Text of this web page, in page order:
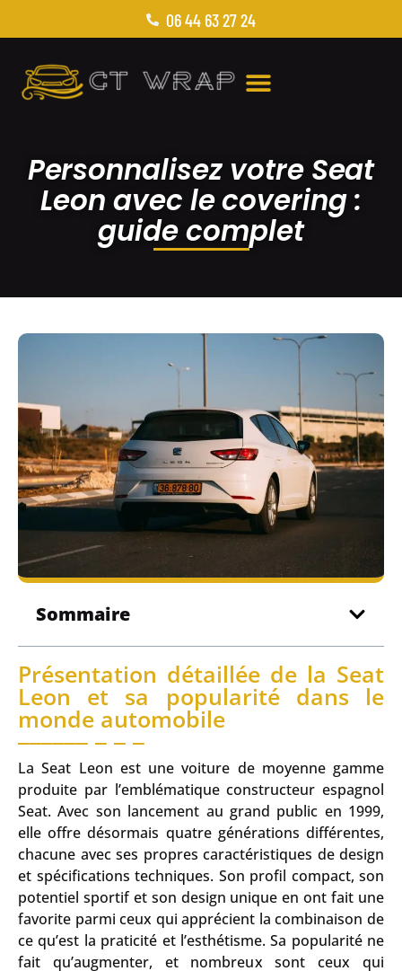
06 44 63 27 24
Personnalisez votre Seat
Leon avec le covering :
guide complet
Sommaire
Présentation détaillée de la Seat
Leon et sa popularité dans le
monde automobile
La Seat Leon est une voiture de moyenne gamme
produite par l’emblématique constructeur espagnol
Seat. Avec son lancement au grand public en 1999,
elle offre désormais quatre générations différentes,
chacune avec ses propres caractéristiques de design
et spécifications techniques. Son profil compact, son
potentiel sportif et son design unique en ont fait une
favorite parmi ceux qui apprécient la combinaison de
ce qu’est la praticité et l’esthétisme. Sa popularité ne
fait qu’augmenter, et nombreux sont ceux qui